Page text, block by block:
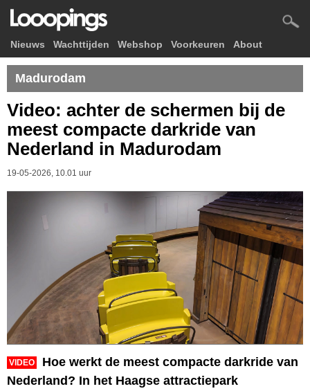
Nieuws Wachttijden Webshop Voorkeuren About
Madurodam
Video: achter de schermen bij de
meest compacte darkride van
Nederland in Madurodam
19-05-2026, 10.01 uur
VIDEO
Hoe werkt de meest compacte darkride van
Nederland? In het Haagse attractiepark